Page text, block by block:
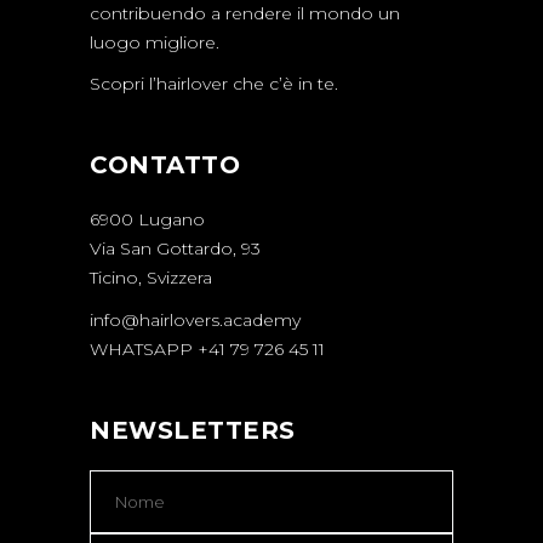
contribuendo a rendere il mondo un
luogo migliore.
Scopri l’hairlover che c’è in te.
CONTATTO
6900 Lugano
Via San Gottardo, 93
Ticino, Svizzera
info@hairlovers.academy
WHATSAPP +41 79 726 45 11
NEWSLETTERS